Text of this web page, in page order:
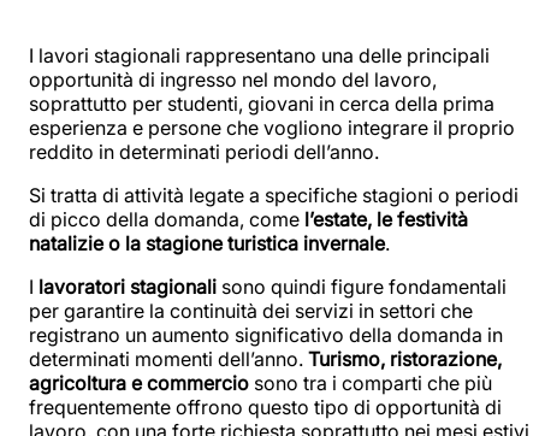
I lavori stagionali rappresentano una delle principali
opportunità di ingresso nel mondo del lavoro,
soprattutto per studenti, giovani in cerca della prima
esperienza e persone che vogliono integrare il proprio
reddito in determinati periodi dell’anno.
Si tratta di attività legate a specifiche stagioni o periodi
di picco della domanda, come l’estate, le festività
natalizie o la stagione turistica invernale.
I lavoratori stagionali sono quindi figure fondamentali
per garantire la continuità dei servizi in settori che
registrano un aumento significativo della domanda in
determinati momenti dell’anno. Turismo, ristorazione,
agricoltura e commercio sono tra i comparti che più
frequentemente offrono questo tipo di opportunità di
lavoro, con una forte richiesta soprattutto nei mesi estivi